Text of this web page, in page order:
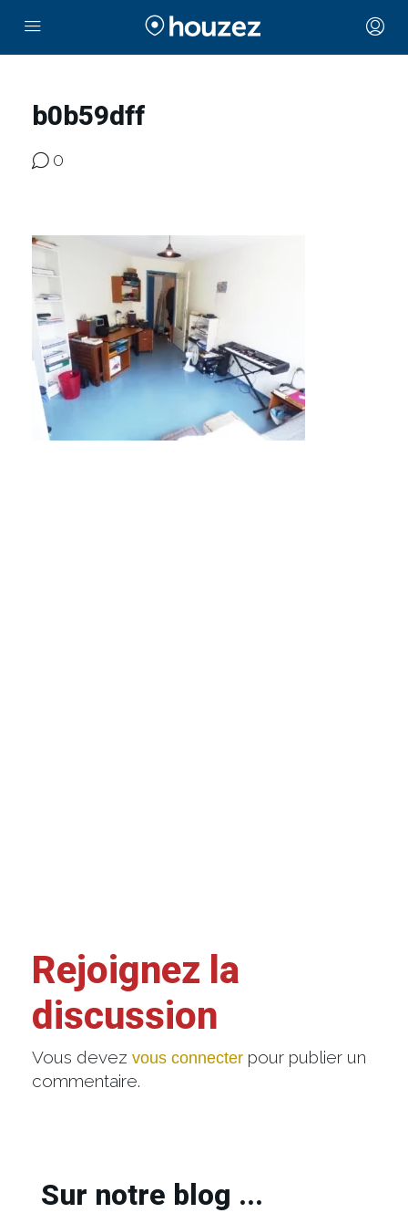
b0b59dff
0
Rejoignez la
discussion
Vous devez vous connecter pour publier un
commentaire.
Sur notre blog ...